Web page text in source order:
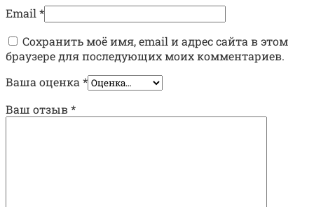
Email *
Сохранить моё имя, email и адрес сайта в этом
браузере для последующих моих комментариев.
Ваша оценка *
Ваш отзыв*